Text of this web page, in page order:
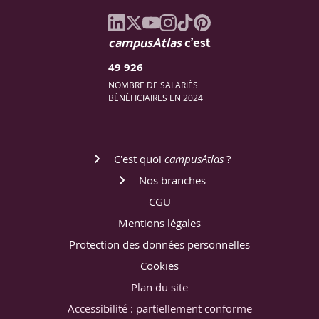
campusAtlasc'est
49 926
NOMBRE DE SALARIÉS
BÉNÉFICIAIRES EN 2024
C'est quoi campusAtlas ?
Nos branches
CGU
Mentions légales
Protection des données personnelles
Cookies
Plan du site
Accessibilité : partiellement conforme